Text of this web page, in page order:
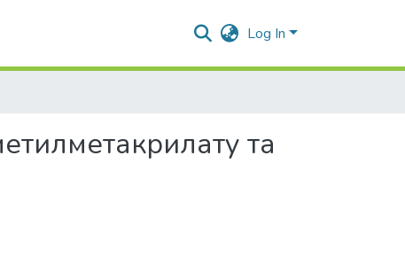
Log In
та